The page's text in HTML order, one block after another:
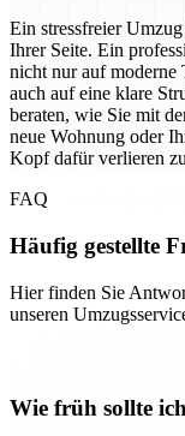
Ein stressfreier
Ihrer Seite. Ein
nicht nur auf moderne
auch auf eine klare
beraten, wie Sie mit
neue Wohnung oder
Kopf dafür verlieren
FAQ
Häufig gestellte
Hier finden Sie
unseren
Wie früh sollte